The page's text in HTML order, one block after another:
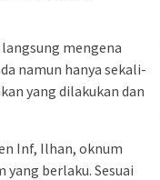
mengena
namun hanya sekali-
yang dilakukan dan
Inf, Ilhan, oknum
yang berlaku. Sesuai